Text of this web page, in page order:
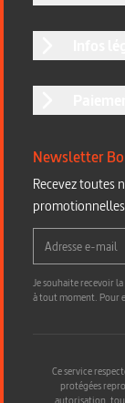
Newsletter
Recevez toutes
Je souhaite recevoir
à tout moment. Pour
Ce service
protégées